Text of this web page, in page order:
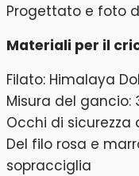
Progettato e foto
Materiali per il
Filato: Himalaya
Misura del gancio:
Occhi di sicurezza
Del filo rosa e
sopracciglia